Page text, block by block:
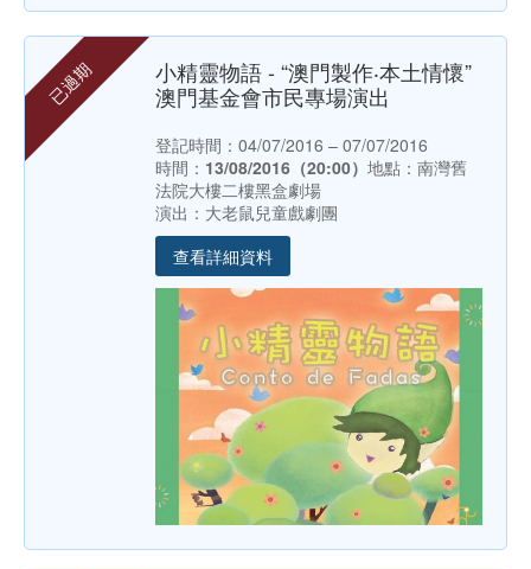
已過期
小精靈物語 - “澳門製作‧本土情懷”
澳門基金會市民專場演出
登記時間：04/07/2016 – 07/07/2016
時間： 13/08/2016（20:00） 地點：南灣舊
法院大樓二樓黑盒劇場
演出：大老鼠兒童戲劇團
查看詳細資料